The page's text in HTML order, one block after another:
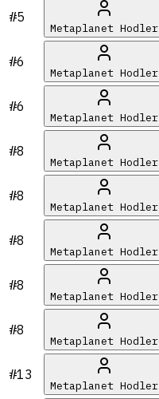
#5
Metaplanet Hodler
#6
Metaplanet Hodler
#6
Metaplanet Hodler
#8
Metaplanet Hodler
#8
Metaplanet Hodler
#8
Metaplanet Hodler
#8
Metaplanet Hodler
#8
Metaplanet Hodler
#13
Metaplanet Hodler